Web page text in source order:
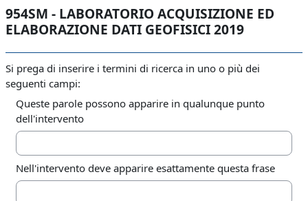
954SM - LABORATORIO ACQUISIZIONE ED
ELABORAZIONE DATI GEOFISICI 2019
Si prega di inserire i termini di ricerca in uno o più dei
seguenti campi:
Queste parole possono apparire in qualunque punto
dell'intervento
Nell'intervento deve apparire esattamente questa frase